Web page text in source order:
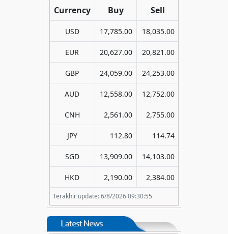
Terakhir update: 6/8/2026 09:30:55
Currency Buy Sell
USD 17,785.00 18,035.00
EUR 20,627.00 20,821.00
GBP 24,059.00 24,253.00
AUD 12,558.00 12,752.00
CNH 2,561.00 2,755.00
JPY 112.80 114.74
SGD 13,909.00 14,103.00
HKD 2,190.00 2,384.00